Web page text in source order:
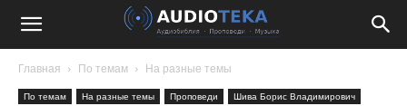
Главная По темам На разные темы
По темам На разные темы Проповеди Шива Борис Владимирович